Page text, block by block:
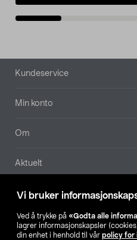
Vi bruker
Ved å trykke på «Godta alle
lagrer informasjonskapsler
din enhet i henhold til vår policy for
Bunntekst
Kundeservice
Min konto
Om
Aktuelt
Våre selskaper
Finn